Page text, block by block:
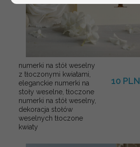
numerki na stół weselny
z tłoczonymi kwiatami,
eleganckie numerki na
stoły weselne, tłoczone
numerki na stół weselny,
dekoracja stołów
weselnych tłoczone
kwiaty
10 PLN